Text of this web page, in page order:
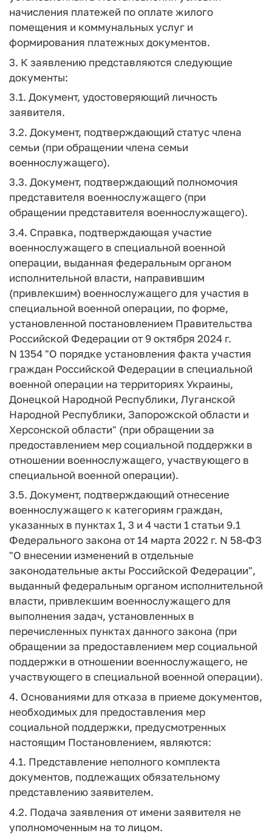
начисления платежей по оплате жилого
помещения и коммунальных услуг и
формирования платежных документов.
3. К заявлению представляются следующие
документы:
3.1. Документ, удостоверяющий личность
заявителя.
3.2. Документ, подтверждающий статус члена
семьи (при обращении члена семьи
военнослужащего).
3.3. Документ, подтверждающий полномочия
представителя военнослужащего (при
обращении представителя военнослужащего).
3.4. Справка, подтверждающая участие
военнослужащего в специальной военной
операции, выданная федеральным органом
исполнительной власти, направившим
(привлекшим) военнослужащего для участия в
специальной военной операции, по форме,
установленной постановлением Правительства
Российской Федерации от 9 октября 2024 г.
N 1354 "О порядке установления факта участия
граждан Российской Федерации в специальной
военной операции на территориях Украины,
Донецкой Народной Республики, Луганской
Народной Республики, Запорожской области и
Херсонской области" (при обращении за
предоставлением мер социальной поддержки в
отношении военнослужащего, участвующего в
специальной военной операции).
3.5. Документ, подтверждающий отнесение
военнослужащего к категориям граждан,
указанных в пунктах 1, 3 и 4 части 1 статьи 9.1
Федерального закона от 14 марта 2022 г. N 58-ФЗ
"О внесении изменений в отдельные
законодательные акты Российской Федерации",
выданный федеральным органом исполнительной
власти, привлекшим военнослужащего для
выполнения задач, установленных в
перечисленных пунктах данного закона (при
обращении за предоставлением мер социальной
поддержки в отношении военнослужащего, не
участвующего в специальной военной операции).
4. Основаниями для отказа в приеме документов,
необходимых для предоставления мер
социальной поддержки, предусмотренных
настоящим Постановлением, являются:
4.1. Представление неполного комплекта
документов, подлежащих обязательному
представлению заявителем.
4.2. Подача заявления от имени заявителя не
уполномоченным на то лицом.